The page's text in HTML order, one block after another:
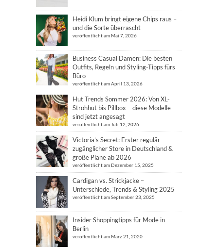
Heidi Klum bringt eigene Chips raus –
und die Sorte überrascht
veröffentlicht am Mai 7, 2026
Business Casual Damen: Die besten
Outfits, Regeln und Styling-Tipps fürs
Büro
veröffentlicht am April 13, 2026
Hut Trends Sommer 2026: Von XL-
Strohhut bis Pillbox – diese Modelle
sind jetzt angesagt
veröffentlicht am Juli 12, 2026
Victoria’s Secret: Erster regulär
zugänglicher Store in Deutschland &
große Pläne ab 2026
veröffentlicht am Dezember 15, 2025
Cardigan vs. Strickjacke –
Unterschiede, Trends & Styling 2025
veröffentlicht am September 23, 2025
Insider Shoppingtipps für Mode in
Berlin
veröffentlicht am März 21, 2020